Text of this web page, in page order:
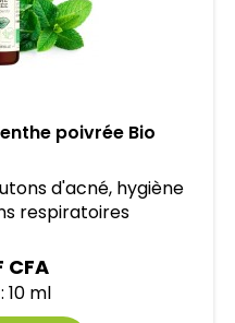
poivrée Bio
d'acné, hygiène
respiratoires
CFA
10 ml